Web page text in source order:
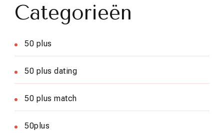
Categorieën
50 plus
50 plus dating
50 plus match
50plus